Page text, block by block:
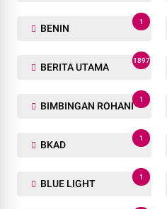
BENIN
1
BERITA UTAMA
1897
BIMBINGAN ROHANI
1
BKAD
1
BLUE LIGHT
1